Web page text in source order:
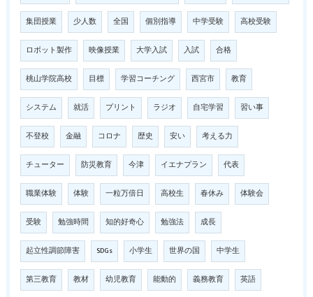
集団授業 少人数 全国 個別指導 中学受験 高校受験
ロボット製作 映像授業 大学入試 入試 合格
桃山学院高校 目標 学習コーチング 西宮市 教育
システム 就活 プリント ラジオ 自宅学習 習い事
不登校 金融 コロナ 歴史 安い 考える力
チューター 防災教育 今津 イエナプラン 代表
職業体験 体験 一粒万倍日 高校生 春休み 体験会
受験 勉強時間 知的好奇心 勉強法 成長
起立性調節障害 SDGs 小学生 世界の国 中学生
第三教育 教材 幼児教育 能動的 義務教育 英語